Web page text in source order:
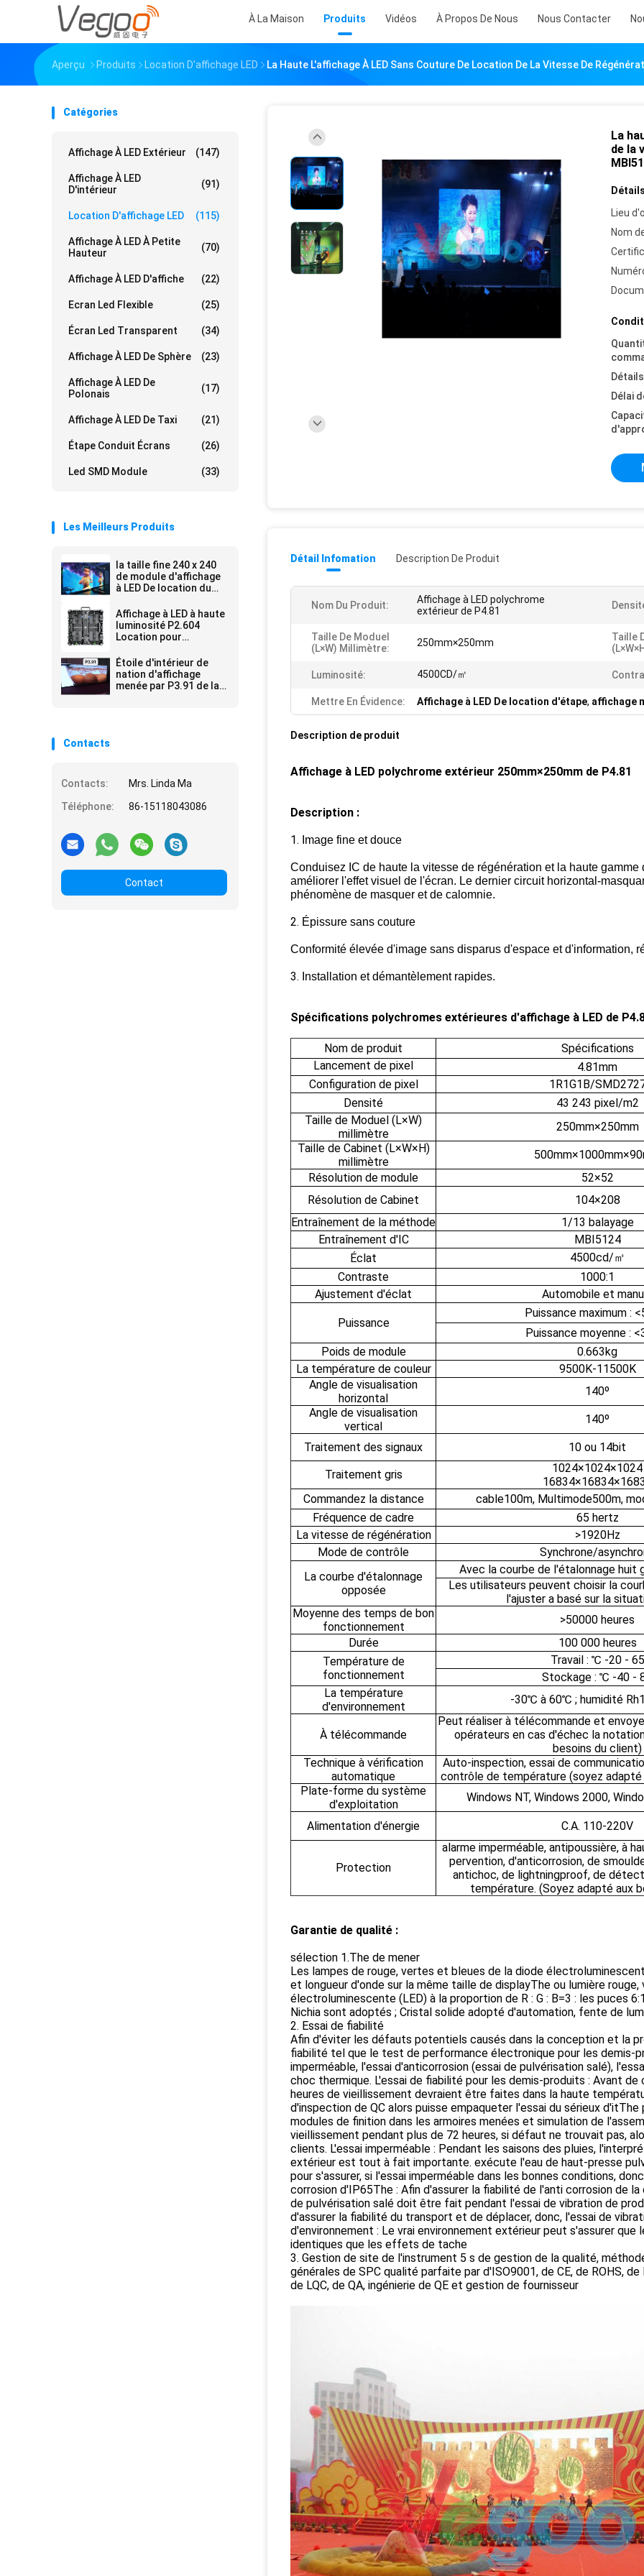
À La Maison Produits Vidéos À Propos De Nous Nous Contacter
Aperçu Produits Location D'affichage LED La Haute L'affichage À LED Sans Couture De Location De La Vitesse De
Catégories
Affichage À LED Extérieur (147)
Affichage À LED
D'intérieur
(91)
Location D'affichage LED (115)
Affichage À LED À Petite
Hauteur
(70)
Affichage À LED D'affiche (22)
Ecran Led Flexible (25)
Écran Led Transparent (34)
Affichage À LED De Sphère (23)
Affichage À LED De
Polonais
(17)
Affichage À LED De Taxi (21)
Étape Conduit Écrans (26)
Led SMD Module (33)
Les Meilleurs Produits
la taille fine 240 x 240
de module d'affichage
à LED De location du
pixel la taille 480x480
de Cabinet de la
vitesse de
régénération 3840
Affichage à LED à haute
luminosité P2.604
Location pour
Salons commerciaux
Présentations
d'entreprise
Étoile d'intérieur de
nation d'affichage
menée par P3.91 de la
Contacts
Contacts:
Mrs. Linda Ma
Téléphone:
86-15118043086
Contact
La
de la
Lieu
Nom
Délai
Détail Infomation Description De Produit
Nom Du Produit:
Affichage à LED polychrome
extérieur de P4.81
Taille De Moduel
(L×W) Millimètre:
250mm×250mm
Taille
Luminosité: 4500CD/㎡
Mettre En Évidence: Affichage à LED De location d'étape, affichage
Description de produit
Affichage à LED polychrome extérieur 250mm×250mm de P4.81
Description :
1. Image fine et douce
Conduisez IC de haute la vitesse de régénération et la haute
améliorer l'effet visuel de l'écran. Le dernier circuit horizontal-
phénomène de masquer et de calomnie.
2. Épissure sans couture
Conformité élevée d'image sans disparus d'espace et d'information,
3. Installation et démantèlement rapides.
Spécifications polychromes extérieures d'affichage à LED de
Nom de produit
Spécifications
Lancement de pixel
4.81mm
Configuration de pixel
1R1G1B/
Densité
43 243 pixel/m2
Taille de Moduel (L×W)
millimètre
250mm×250mm
Taille de Cabinet (L×W×H)
millimètre
Résolution de module
52×52
Résolution de Cabinet
104×208
Entraînement de la méthode
1/13 balayage
Entraînement d'IC
MBI5124
Éclat
4500cd/㎡
Contraste
1000:1
Ajustement d'éclat
Automobile et
Puissance
Puissance maximum :
Puissance moyenne :
Poids de module
0.663kg
La température de couleur
9500K-11500K
Angle de visualisation
horizontal
140º
Angle de visualisation
vertical
140º
Traitement des signaux
10 ou 14bit
Traitement gris
1024×1024×1024
Commandez la distance
cable100m, Multimode500m,
Fréquence de cadre
65 hertz
La vitesse de régénération
>1920Hz
Mode de contrôle
Synchrone/
La courbe d'étalonnage
opposée
Avec la courbe de l'étalonnage huit
Les utilisateurs peuvent choisir la
l'ajuster a basé sur la
Moyenne des temps de bon
fonctionnement
>50000 heures
Durée
100 000 heures
Température de
fonctionnement
Travail : ℃ -20 - 65
Stockage : ℃ -40 -
La température
d'environnement
-30℃ à 60℃ ; humidité
À télécommande
Peut réaliser à télécommande et
opérateurs en cas d'échec la
besoins du client)
Technique à vérification
automatique
Auto-inspection, essai de
contrôle de température (soyez adapté
Plate-forme du système
d'exploitation
Windows NT, Windows 2000,
Alimentation d'énergie C.A. 110-220V
Protection
alarme imperméable, antipoussière, à
pervention, d'anticorrosion, de
antichoc, de lightningproof, de
température. (Soyez adapté aux
Garantie de qualité :
sélection 1.The de mener
Les lampes de rouge, vertes et bleues de la diode
et longueur d'onde sur la même taille de displayThe ou lumière
électroluminescente (LED) à la proportion de R : G : B=3 : les puces
Nichia sont adoptés ; Cristal solide adopté d'automation, fente de
2. Essai de fiabilité
Afin d'éviter les défauts potentiels causés dans la conception et la
fiabilité tel que le test de performance électronique pour les demis-
imperméable, l'essai d'anticorrosion (essai de pulvérisation salé),
choc thermique. L'essai de fiabilité pour les demis-produits : Avant
heures de vieillissement devraient être faites dans la haute
d'inspection de QC alors puisse empaqueter l'essai du sérieux
modules de finition dans les armoires menées et simulation de
vieillissement pendant plus de 72 heures, si défaut ne trouvait pas,
clients. L'essai imperméable : Pendant les saisons des pluies,
extérieur est tout à fait importante. exécute l'eau de haut-presse
pour s'assurer, si l'essai imperméable dans les bonnes conditions,
corrosion d'IP65The : Afin d'assurer la fiabilité de l'anti corrosion de
de pulvérisation salé doit être fait pendant l'essai de vibration de
d'assurer la fiabilité du transport et de déplacer, donc, l'essai de
d'environnement : Le vrai environnement extérieur peut s'assurer
identiques que les effets de tache
3. Gestion de site de l'instrument 5 s de gestion de la qualité,
générales de SPC qualité parfaite par d'ISO9001, de CE, de ROHS,
de LQC, de QA, ingénierie de QE et gestion de fournisseur